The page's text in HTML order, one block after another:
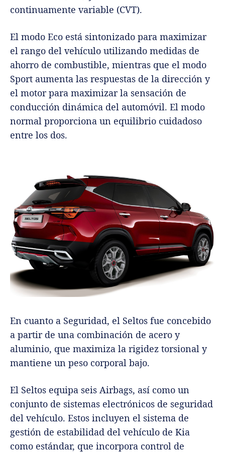
continuamente variable (CVT).
El modo Eco está sintonizado para maximizar
el rango del vehículo utilizando medidas de
ahorro de combustible, mientras que el modo
Sport aumenta las respuestas de la dirección y
el motor para maximizar la sensación de
conducción dinámica del automóvil. El modo
normal proporciona un equilibrio cuidadoso
entre los dos.
En cuanto a Seguridad, el Seltos fue concebido
a partir de una combinación de acero y
aluminio, que maximiza la rigidez torsional y
mantiene un peso corporal bajo.
El Seltos equipa seis Airbags, así como un
conjunto de sistemas electrónicos de seguridad
del vehículo. Estos incluyen el sistema de
gestión de estabilidad del vehículo de Kia
como estándar, que incorpora control de